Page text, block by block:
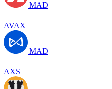
MAD
AVAX
MAD
AXS